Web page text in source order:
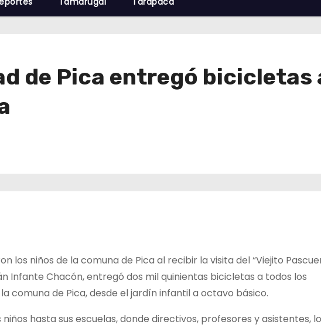
de Pica entregó bicicletas
los niños de la comuna de Pica al recibir la visita del “Viejito
Infante Chacón, entregó dos mil quinientas bicicletas a todos los
comuna de Pica, desde el jardín infantil a octavo básico.
hasta sus escuelas, donde directivos, profesores y asistentes,